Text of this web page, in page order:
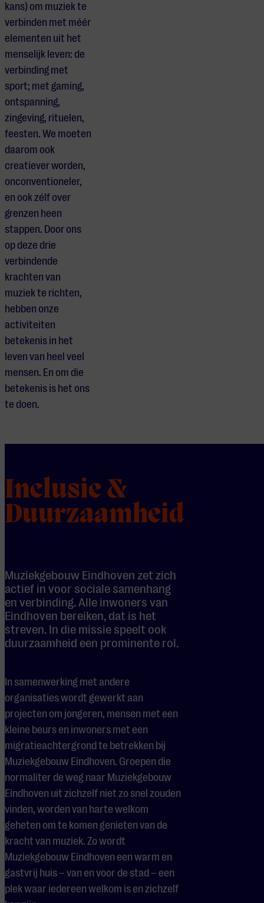
kans) om muziek te
verbinden met méér
elementen uit het
menselijk leven: de
verbinding met
sport; met gaming,
ontspanning,
zingeving, rituelen,
feesten. We moeten
daarom ook
creatiever worden,
onconventioneler,
en ook zélf over
grenzen heen
stappen. Door ons
op deze drie
verbindende
krachten van
muziek te richten,
hebben onze
activiteiten
betekenis in het
leven van heel veel
mensen. En om die
betekenis is het ons
te doen.
Inclusie &
Duurzaamheid
Muziekgebouw Eindhoven zet zich
actief in voor sociale samenhang
en verbinding. Alle inwoners van
Eindhoven bereiken, dat is het
streven. In die missie speelt ook
duurzaamheid een prominente rol.
In samenwerking met andere
organisaties wordt gewerkt aan
projecten om jongeren, mensen met een
kleine beurs en inwoners met een
migratieachtergrond te betrekken bij
Muziekgebouw Eindhoven. Groepen die
normaliter de weg naar Muziekgebouw
Eindhoven uit zichzelf niet zo snel zouden
vinden, worden van harte welkom
geheten om te komen genieten van de
kracht van muziek. Zo wordt
Muziekgebouw Eindhoven een warm en
gastvrij huis – van en voor de stad – een
plek waar iedereen welkom is en zichzelf